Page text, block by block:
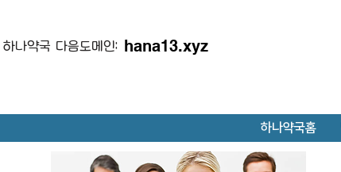
하나약국 다음도메인: hana13.xyz
하나약국홈